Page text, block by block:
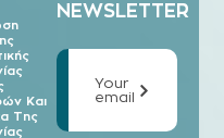
Και
Της
NEWSLETTER
Your
email